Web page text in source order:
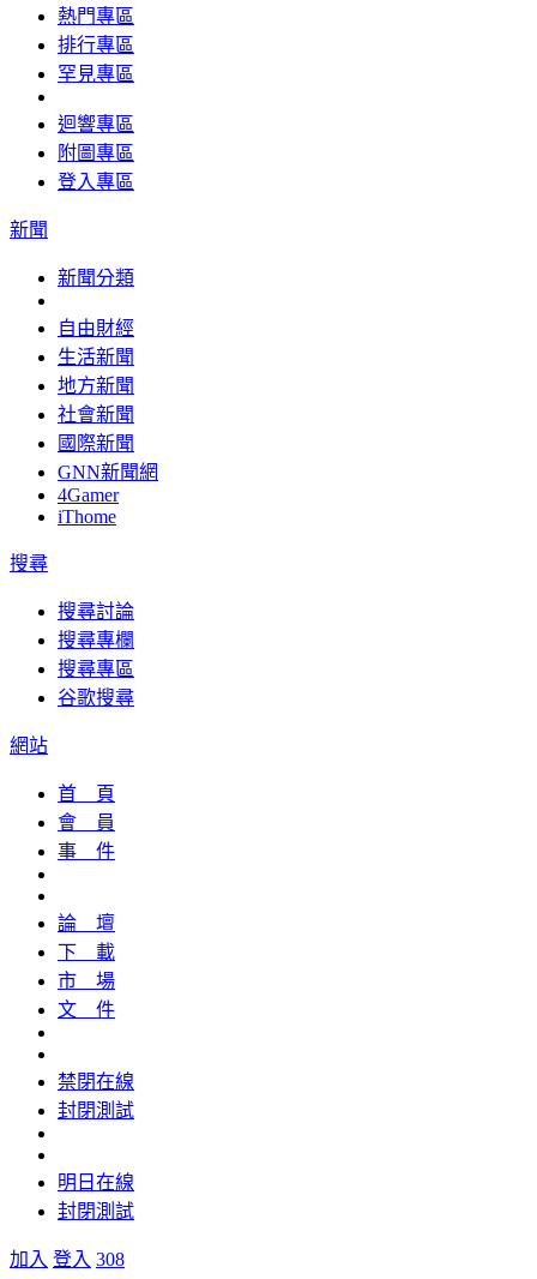
熱門專區
排行專區
罕見專區
迴響專區
附圖專區
登入專區
新聞
新聞分類
自由財經
生活新聞
地方新聞
社會新聞
國際新聞
GNN新聞網
4Gamer
iThome
搜尋
搜尋討論
搜尋專欄
搜尋專區
谷歌搜尋
網站
首 頁
會 員
事 件
論 壇
下 載
市 場
文 件
禁閉在線
封閉測試
明日在線
封閉測試
加入 登入 308